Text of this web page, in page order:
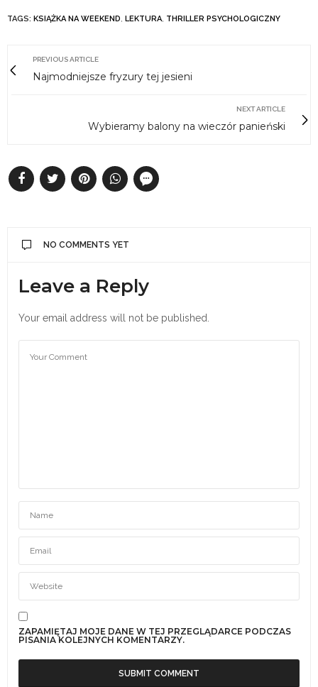
TAGS: KSIĄŻKA NA WEEKEND, LEKTURA, THRILLER PSYCHOLOGICZNY
PREVIOUS ARTICLE
Najmodniejsze fryzury tej jesieni
NEXT ARTICLE
Wybieramy balony na wieczór panieński
NO COMMENTS YET
Leave a Reply
Your email address will not be published.
ZAPAMIĘTAJ MOJE DANE W TEJ PRZEGLĄDARCE PODCZAS
PISANIA KOLEJNYCH KOMENTARZY.